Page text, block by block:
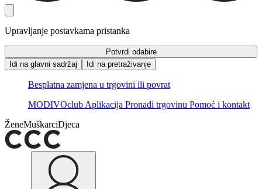
Upravljanje postavkama pristanka
Potvrdi odabire
Idi na glavni sadržaj
Idi na pretraživanje
Besplatna zamjena u trgovini ili povrat
MODIVOclub Aplikacija Pronađi trgovinu Pomoć i kontakt
ŽeneMuškarciDjeca